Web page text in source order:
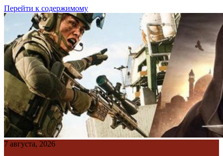
Перейти к содержимому
7 августа, 2026